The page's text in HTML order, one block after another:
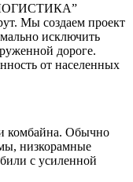
Мы создаем проект
исключить
дороге.
от населенных
комбайна. Обычно
низкорамные
с усиленной